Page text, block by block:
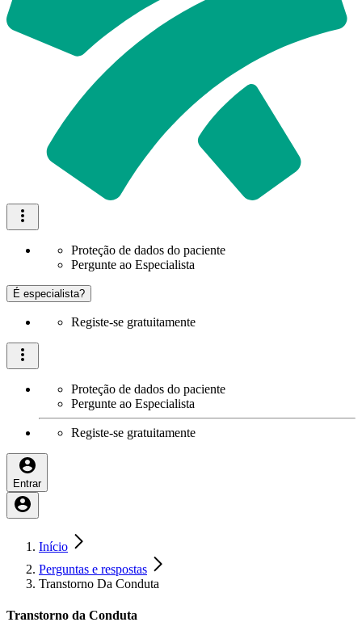
Proteção de dados do paciente
Pergunte ao Especialista
É especialista?
Registe-se gratuitamente
Proteção de dados do paciente
Pergunte ao Especialista
Registe-se gratuitamente
Entrar
Início
Perguntas e respostas
Transtorno Da Conduta
Transtorno da Conduta